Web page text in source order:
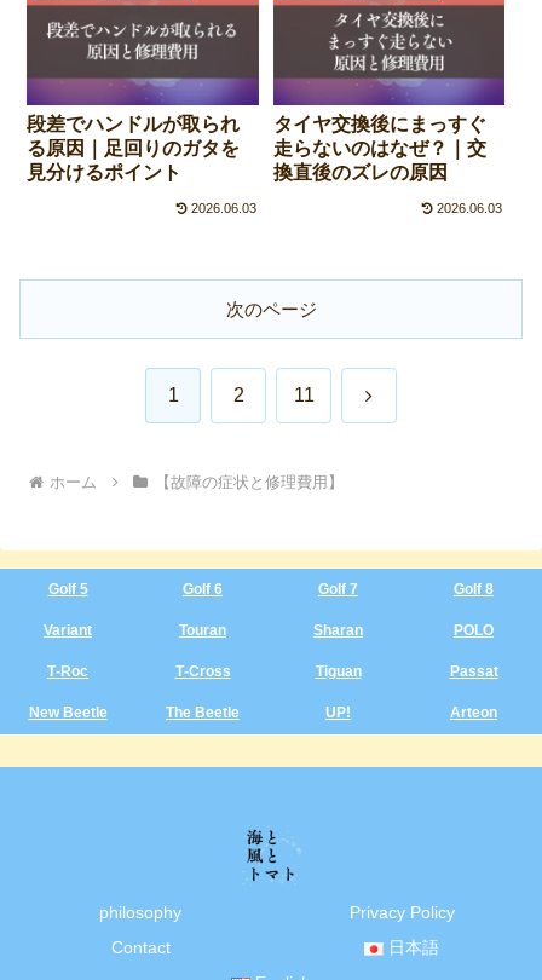
段差でハンドルが取られ
る原因｜足回りのガタを
見分けるポイント
2026.06.03
タイヤ交換後にまっすぐ
走らないのはなぜ？｜交
換直後のズレの原因
2026.06.03
次のページ
1 2 11 次
ホーム 【故障の症状と修理費用】
Golf 5 Golf 6 Golf 7 Golf 8
Variant Touran Sharan POLO
T‑Roc T‑Cross Tiguan Passat
New Beetle The Beetle UP! Arteon
philosophy
Privacy Policy
Contact
日本語